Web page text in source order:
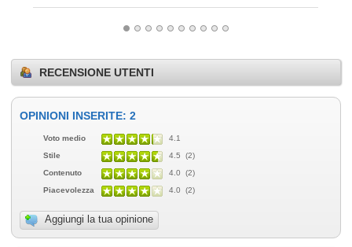
RECENSIONE UTENTI
OPINIONI INSERITE: 2
Voto medio
4.1
Stile
4.5 (2)
Contenuto
4.0 (2)
Piacevolezza
4.0 (2)
Aggiungi la tua opinione